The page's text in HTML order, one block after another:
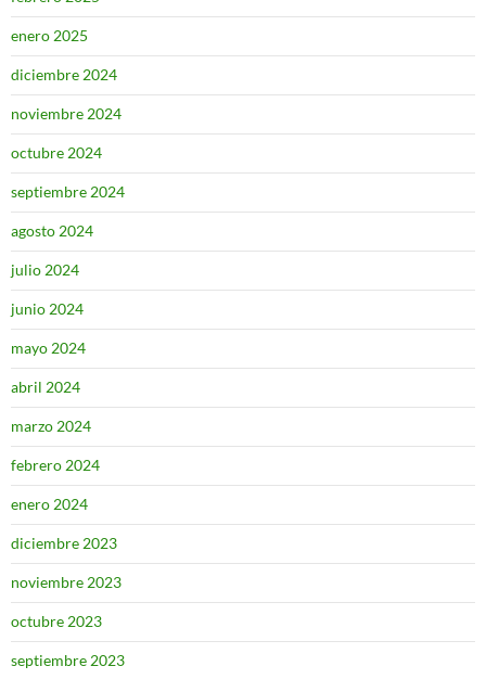
enero 2025
diciembre 2024
noviembre 2024
octubre 2024
septiembre 2024
agosto 2024
julio 2024
junio 2024
mayo 2024
abril 2024
marzo 2024
febrero 2024
enero 2024
diciembre 2023
noviembre 2023
octubre 2023
septiembre 2023